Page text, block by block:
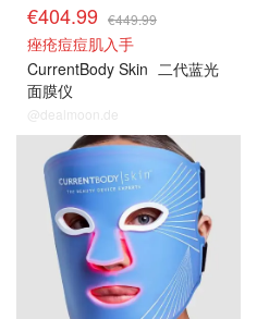
€404.99 €449.99
痤疮痘痘肌入手
CurrentBody Skin 二代蓝光
面膜仪
@dealmoon.de